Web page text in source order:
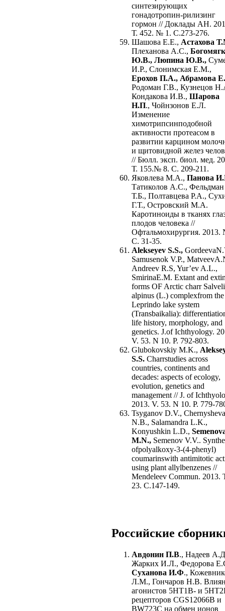
синтезирующих
гонадотропин-рилизинг
гормон // Доклады АН.
Т. 452. № 1. С.273-276.
Шашова Е.Е., Астахова
Плеханова А.С.,
Ю.В., Люпина Ю.В.,
И.Р., Слонимская Е.М.,
Ерохов П.А., Абрамова
Родоман Г.В., Кузнецов
Кондакова И.В., Шарова
Н.П., Чойнзонов Е.Л.
Изменение
химотрипсинподобной
активности протеасом в
развитии карцином
и щитовидной желез
// Бюлл. эксп. биол. мед.
Т. 155.№ 8. С. 209-211.
Яковлева М.А., Панова
Татиколов А.С., Фельдман
Т.Б., Полтавцева Р.А.,
Г.Т., Островский М.А.
Каротиноиды в тканях
плодов человека //
Офтальмохирургия. 2013.
С. 31-35.
Alekseyev S.S.,
Samusenok V.P.,
Andreev R.S, Yur’ev A.L.,
SmirinaE.M. Extant and
forms OF Arctic charr
alpinus (L.) complexfrom the
Leprindo lake system
(Transbaikalia):
life history, morphology, and
genetics. J.of Ichthyology.
V. 53. N 10. P. 792-803.
Glubokovskiy M.K.,
S.S. Charrstudies across
countries, continents and
decades: aspects of ecology,
evolution, genetics and
management // J. of
2013. V. 53. N 10. P. 779-
Tsyganov D.V., Chernysheva
N.B., Salamandra L.K.,
Konyushkin L.D.,
M.N., Semenov V.V..
ofpolyalkoxy-3-(4-phenyl)
coumarinswith antimitotic
using plant allylbenzenes //
Mendeleev Commun. 2013.
23. С.147-149.
Российские
Авдонин П.В., Надеев
Жарких И.Л., Федорова
Суханова И.Ф.,
Л.М., Гончаров Н.В.
агонистов 5HT1B- и
рецепторов CGS12066B и
BW723C на обмен ионов